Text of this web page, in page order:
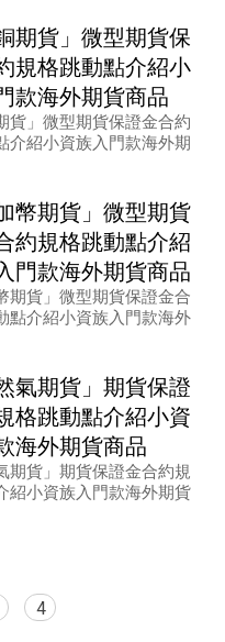
期貨」微型期貨保
規格跳動點介紹小
款海外期貨商品
貨」微型期貨保證金合約
介紹小資族入門款海外期
幣期貨」微型期貨
約規格跳動點介紹
門款海外期貨商品
期貨」微型期貨保證金合
點介紹小資族入門款海外
氣期貨」期貨保證
格跳動點介紹小資
海外期貨商品
期貨」期貨保證金合約規
紹小資族入門款海外期貨
4